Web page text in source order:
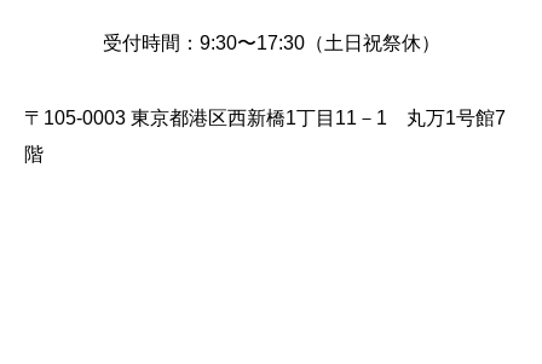
受付時間：9:30〜17:30（土日祝祭休）
〒105-0003 東京都港区西新橋1丁目11－1 丸万1号館7
階